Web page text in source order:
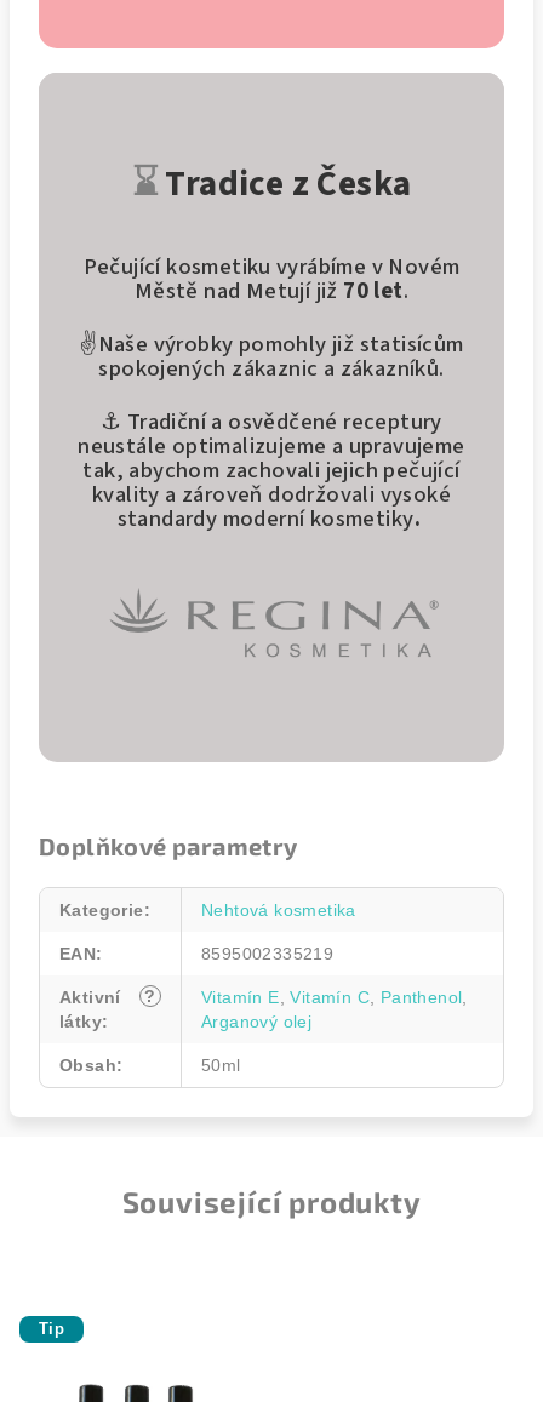
⌛Tradice z Česka
Pečující kosmetiku vyrábíme v Novém
Městě nad Metují již 70 let.
✌️Naše výrobky pomohly již statisícům
spokojených zákaznic a zákazníků.
⚓ Tradiční a osvědčené receptury
neustále optimalizujeme a upravujeme
tak, abychom zachovali jejich pečující
kvality a zároveň dodržovali vysoké
standardy moderní kosmetiky.
Doplňkové parametry
Kategorie: Nehtová kosmetika
EAN: 8595002335219
?
Aktivní
látky:
Vitamín E ,Vitamín C Panthenol
Arganový olej
Obsah: 50ml
Související produkty
Tip